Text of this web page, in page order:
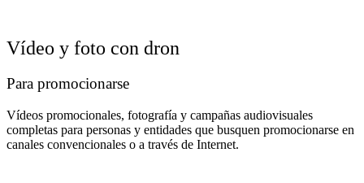
Vídeo y foto con dron
Para promocionarse
Vídeos promocionales, fotografía y campañas audiovisuales
completas para personas y entidades que busquen promocionarse en
canales convencionales o a través de Internet.